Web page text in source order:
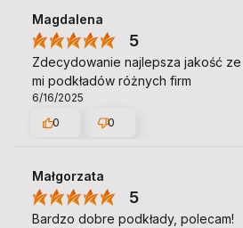
Magdalena
5
Zdecydowanie najlepsza jakość
mi podkładów różnych firm
6/16/2025
0
0
Małgorzata
5
Bardzo dobre podkłady, polecam!